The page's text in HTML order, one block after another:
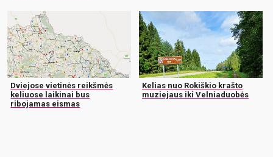
Dviejose vietinės reikšmės
keliuose laikinai bus
ribojamas eismas
Kelias nuo Rokiškio krašto
muziejaus iki Velniaduobės